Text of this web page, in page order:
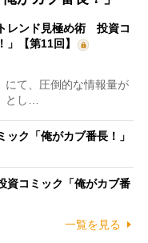
レンド見極め術 投資コ
」【第11回】
て、圧倒的な情報量が
とし…
ク「俺がカブ番長！」
コミック「俺がカブ番
一覧を見る